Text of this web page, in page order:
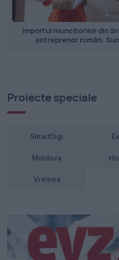
Importul muncitorilor din
antreprenor român.
Proiecte speciale
SmartDigi
Moldova
Vremea